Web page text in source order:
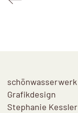
schönwasserwerk
Grafikdesign
Stephanie Kessler